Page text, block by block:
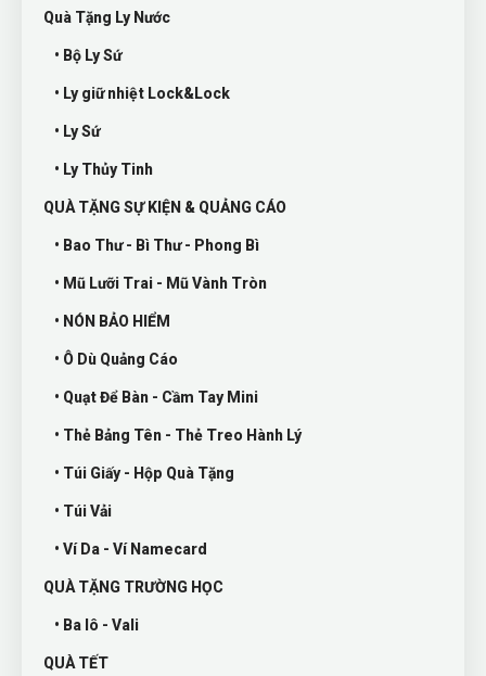
Quà Tặng Ly Nước
• Bộ Ly Sứ
• Ly giữ nhiệt Lock&Lock
• Ly Sứ
• Ly Thủy Tinh
QUÀ TẶNG SỰ KIỆN & QUẢNG CÁO
• Bao Thư - Bì Thư - Phong Bì
• Mũ Lưỡi Trai - Mũ Vành Tròn
• NÓN BẢO HIỂM
• Ô Dù Quảng Cáo
• Quạt Để Bàn - Cầm Tay Mini
• Thẻ Bảng Tên - Thẻ Treo Hành Lý
• Túi Giấy - Hộp Quà Tặng
• Túi Vải
• Ví Da - Ví Namecard
QUÀ TẶNG TRƯỜNG HỌC
• Ba lô - Vali
QUÀ TẾT